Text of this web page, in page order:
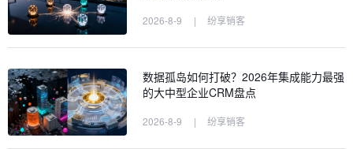
2026-8-9 | 纷享销客
数据孤岛如何打破？2026年集成能力最强
的大中型企业CRM盘点
2026-8-9 | 纷享销客